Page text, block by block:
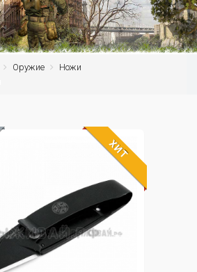
Оружие
Ножи
ХИТ